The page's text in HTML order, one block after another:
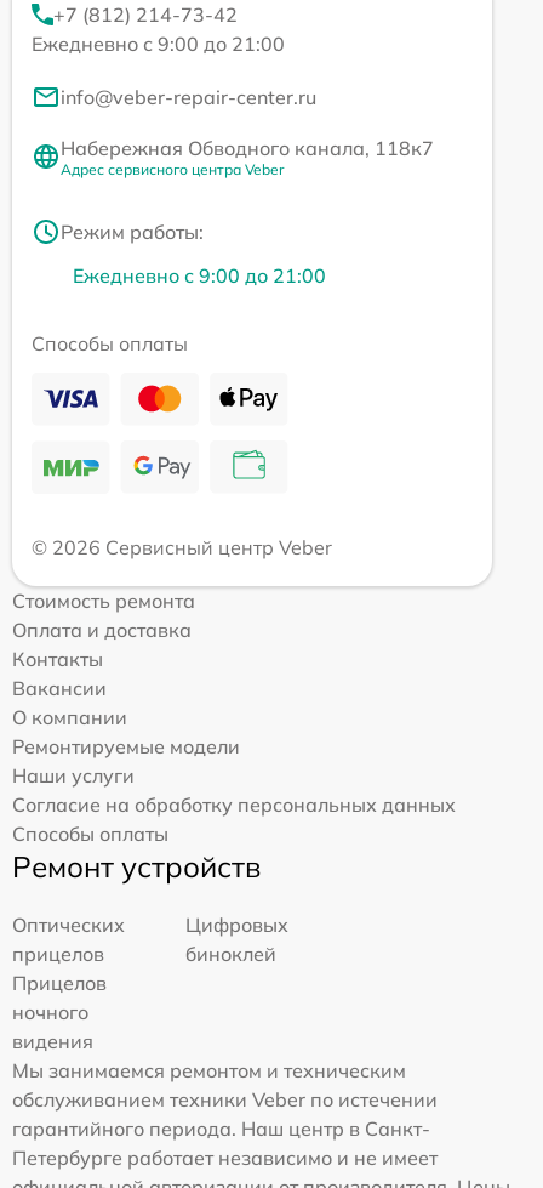
+7 (812) 214-73-42
Ежедневно с 9:00 до 21:00
info@veber-repair-center.ru
Набережная Обводного канала, 118к7
Адрес сервисного центра Veber
Режим работы:
Ежедневно с 9:00 до 21:00
Способы оплаты
© 2026 Сервисный центр Veber
Стоимость ремонта
Оплата и доставка
Контакты
Вакансии
О компании
Ремонтируемые модели
Наши услуги
Согласие на обработку персональных данных
Способы оплаты
Ремонт устройств
Оптических
прицелов
Цифровых
биноклей
Прицелов
ночного
видения
Мы занимаемся ремонтом и техническим
обслуживанием техники Veber по истечении
гарантийного периода. Наш центр в Санкт-
Петербурге работает независимо и не имеет